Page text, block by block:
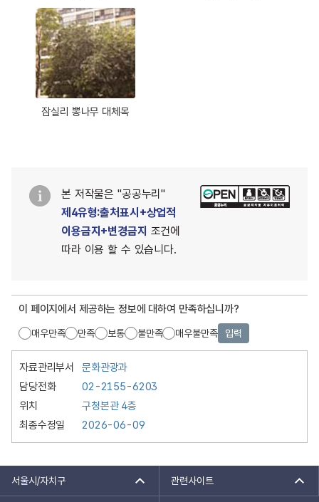
잠실리 뽕나무 대체목
본 저작물은 "공공누리"
제4유형:출처표시+상업적
이용금지+변경금지 조건에
따라 이용 할 수 있습니다.
이 페이지에서 제공하는 정보에 대하여 만족하십니까?
매우만족 만족 보통 불만족 매우불만족 입력
자료관리부서
문화관광과
담당전화
02-2155-6203
위치
구청본관 4층
최종수정일
2026-06-09
서울시/자치구 관련사이트